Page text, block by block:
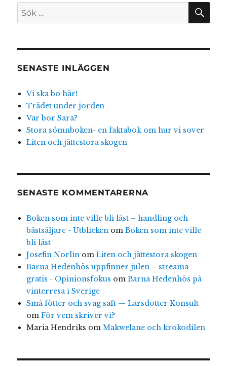
Sök
SENASTE INLÄGGEN
Vi ska bo här!
Trädet under jorden
Var bor Sara?
Stora sömnboken- en faktabok om hur vi sover
Liten och jättestora skogen
SENASTE KOMMENTARERNA
Boken som inte ville bli läst – handling och
bästsäljare - Utblickenom Boken som inte ville
bli läst
Josefin Norlinom Liten och jättestora skogen
Barna Hedenhös uppfinner julen – streama
gratis - Opinionsfokus om Barna Hedenhös på
vinterresa i Sverige
Små fötter och svag saft — Larsdotter Konsult
om För vem skriver vi?
Maria Hendriks om Makwelane och krokodilen